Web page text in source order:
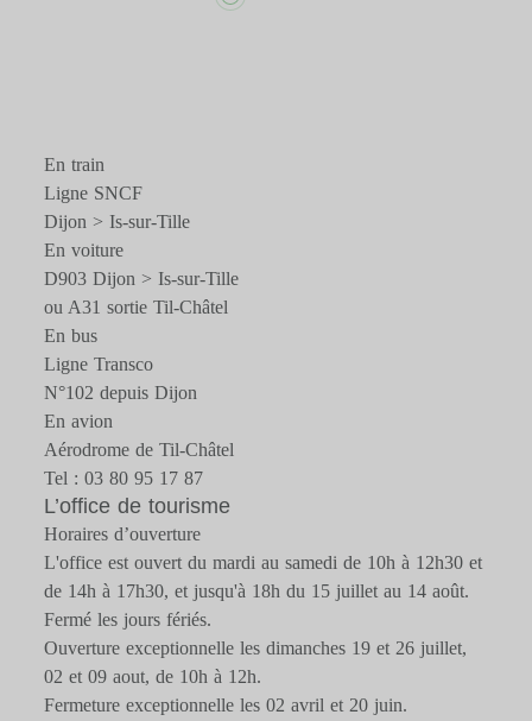
En train
Ligne SNCF
Dijon > Is-sur-Tille
En voiture
D903 Dijon > Is-sur-Tille
ou A31 sortie Til-Châtel
En bus
Ligne Transco
N°102 depuis Dijon
En avion
Aérodrome de Til-Châtel
Tel : 03 80 95 17 87
L’office de tourisme
Horaires d’ouverture
L'office est ouvert du mardi au samedi de 10h à 12h30 et
de 14h à 17h30, et jusqu'à 18h du 15 juillet au 14 août.
Fermé les jours fériés.
Ouverture exceptionnelle les dimanches 19 et 26 juillet,
02 et 09 aout, de 10h à 12h.
Fermeture exceptionnelle les 02 avril et 20 juin.